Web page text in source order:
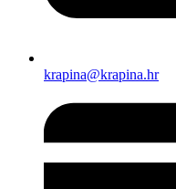
krapina@krapina.hr